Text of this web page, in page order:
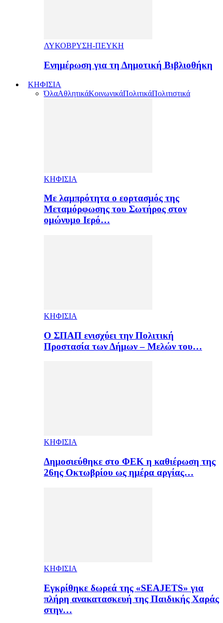
ΛΥΚΟΒΡΥΣΗ-ΠΕΥΚΗ
Ενημέρωση για τη Δημοτική Βιβλιοθήκη
ΚΗΦΙΣΙΑ
ΌλαΑθλητικάΚοινωνικάΠολιτικάΠολιτιστικά
ΚΗΦΙΣΙΑ
Με λαμπρότητα ο εορτασμός της
Μεταμόρφωσης του Σωτήρος στον
ομώνυμο Ιερό…
ΚΗΦΙΣΙΑ
Ο ΣΠΑΠ ενισχύει την Πολιτική
Προστασία των Δήμων – Μελών του…
ΚΗΦΙΣΙΑ
Δημοσιεύθηκε στο ΦΕΚ η καθιέρωση της
26ης Οκτωβρίου ως ημέρα αργίας…
ΚΗΦΙΣΙΑ
Εγκρίθηκε δωρεά της «SEAJETS» για
πλήρη ανακατασκευή της Παιδικής Χαράς
στην…